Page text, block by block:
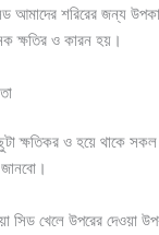
আমাদের শরিরের জন্য
ক্ষতির ও কারন হয়।
ক্ষতিকর ও হয়ে থাকে
সিড খেলে উপরের দেওয়া